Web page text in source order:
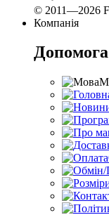
© 2011—2026
Компанія
Допомога